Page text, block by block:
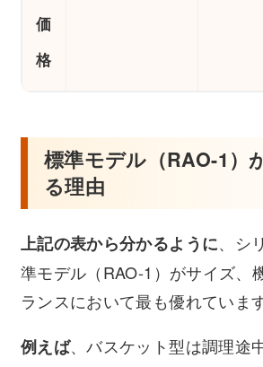
価
格
標準モデル（RAO-1）
る理由
上記の表から分かるように、シ
準モデル（RAO-1）がサイズ、
ランスにおいて最も優れています
例えば、バスケット型は調理途